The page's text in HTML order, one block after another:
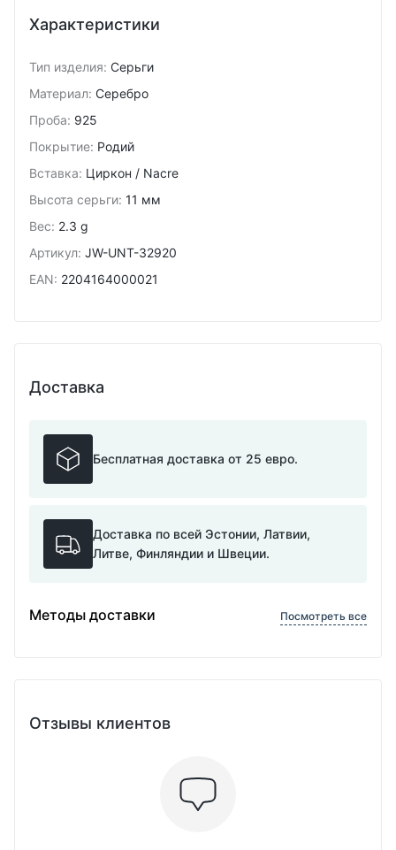
Характеристики
Тип изделия: Серьги
Материал: Серебро
Проба: 925
Покрытие: Родий
Вставка: Циркон / Nacre
Высота серьги: 11 мм
Вес: 2.3 g
Артикул: JW-UNT-32920
EAN: 2204164000021
Доставка
Бесплатная доставка от 25 евро.
Доставка по всей Эстонии, Латвии,
Литве, Финляндии и Швеции.
Методы доставки Посмотреть все
Отзывы клиентов